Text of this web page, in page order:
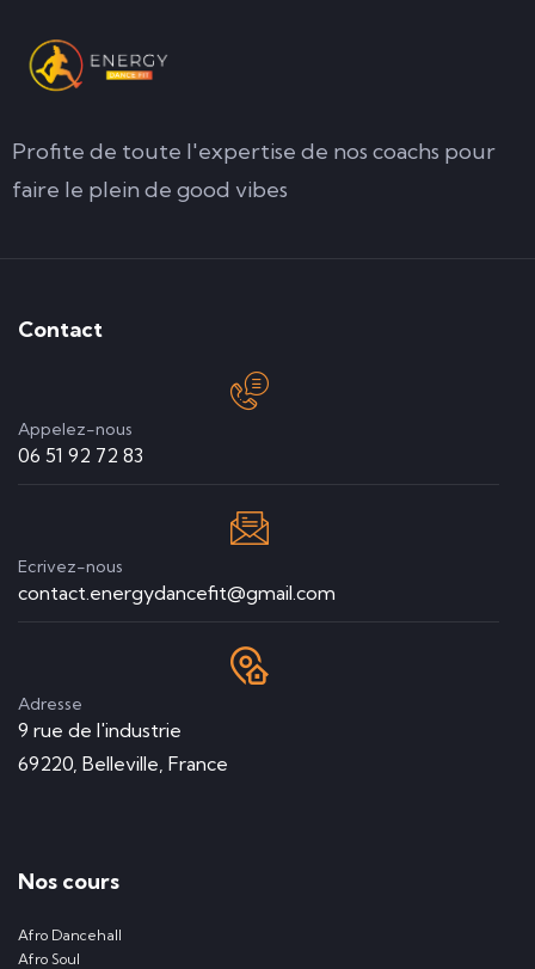
Profite de toute l'expertise de nos coachs pour
faire le plein de good vibes
Contact
Appelez-nous
06 51 92 72 83
Ecrivez-nous
contact.energydancefit@gmail.com
Adresse
9 rue de l'industrie
69220, Belleville, France
Nos cours
Afro Dancehall
Afro Soul